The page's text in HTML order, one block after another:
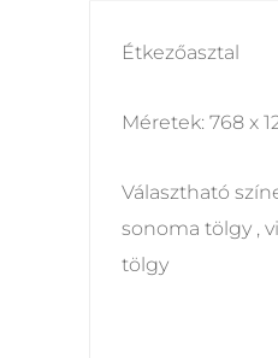
Étkezőasztal
Méretek: 768 x
Választható
sonoma tölgy ,
tölgy